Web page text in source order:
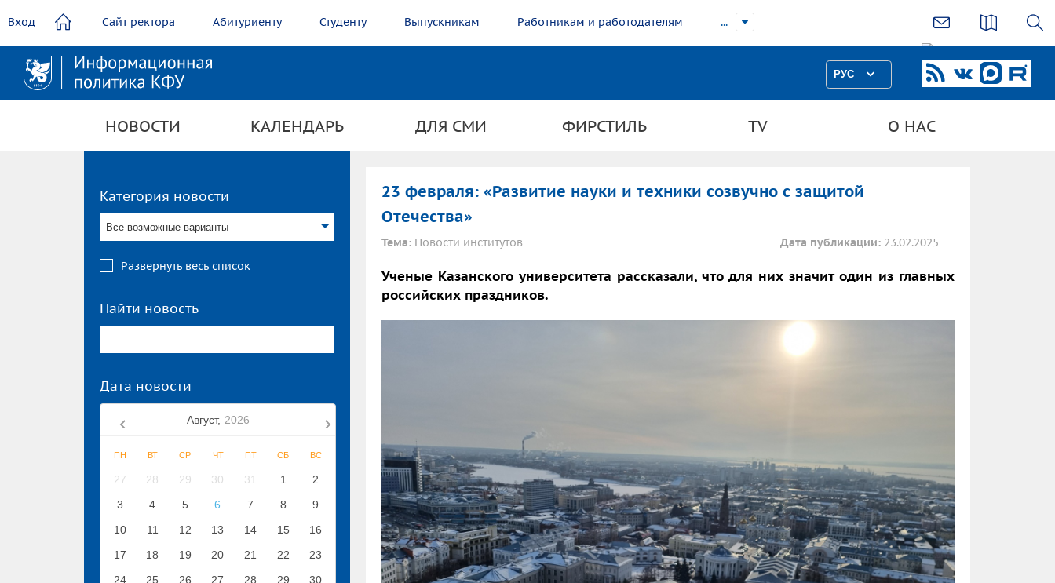
содержанию
Вход Сайт ректора Абитуриенту Студенту Выпускникам Работникам и работодателям ...
РУС
НОВОСТИ КАЛЕНДАРЬ ДЛЯ СМИ ФИРСТИЛЬ TV О НАС
Категория новости
Все возможные варианты
Развернуть весь список
Найти новость
Дата новости
Август, 2026
ПН ВТ СР ЧТ ПТ СБ ВС
27 28 29 30 31 1
2
3
4 5 6 7 8
9
10
11 12 13 14 15
16
17
18 19 20 21 22
23
24
25 26 27 28 29
30
23 февраля: «Развитие науки и техники созвучно с защитой
Отечества»
Тема: Новости институтов Дата публикации: 23.02.2025
Ученые Казанского университета рассказали, что для них значит один из главных
российских праздников.